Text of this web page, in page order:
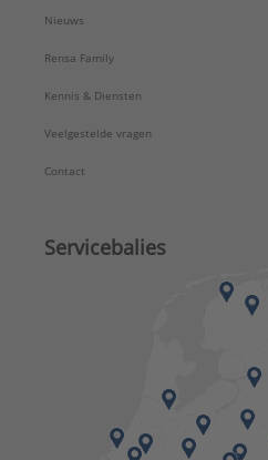
Nieuws
Rensa Family
Kennis & Diensten
Veelgestelde vragen
Contact
Servicebalies